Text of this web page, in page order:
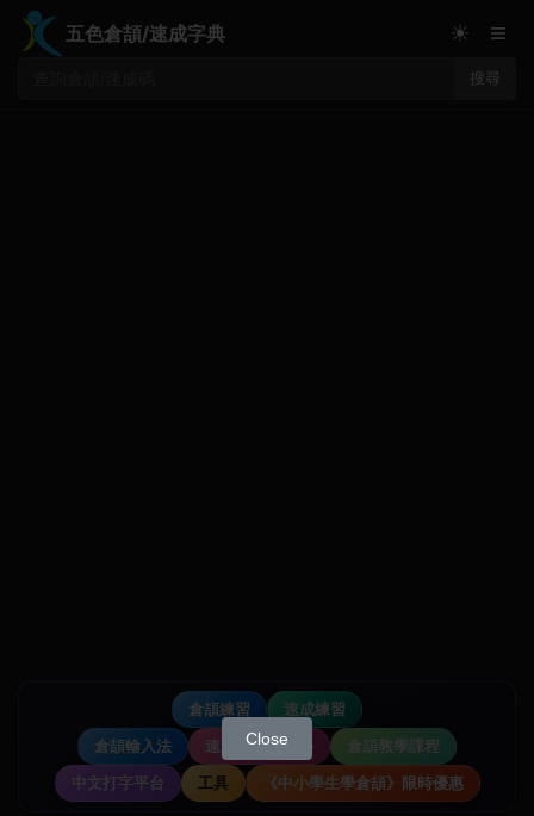
五色倉頡/速成字典
搜尋
☀ ≡
倉頡練習
速成練習
倉頡輸入法
速成輸入法教學
倉頡教學課程
中文打字平台
工具 《中小學生學倉頡》限時優惠
Close